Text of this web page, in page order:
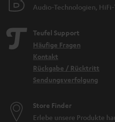
Audio-Technologien, HiFi-
Teufel Support
Häufige Fragen
Kontakt
Rückgabe / Rücktritt
Sendungsverfolgung
Store Finder
Erlebe unsere Produkte